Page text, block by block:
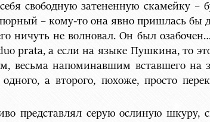
свободную затененную скамейку –
– кому-то она явно пришлась
не волновал. Он был
prata, а если на языке Пушкина, то
весьма напоминавшим вставшего
а второго, похоже, просто
представлял серую ослиную шкуру,